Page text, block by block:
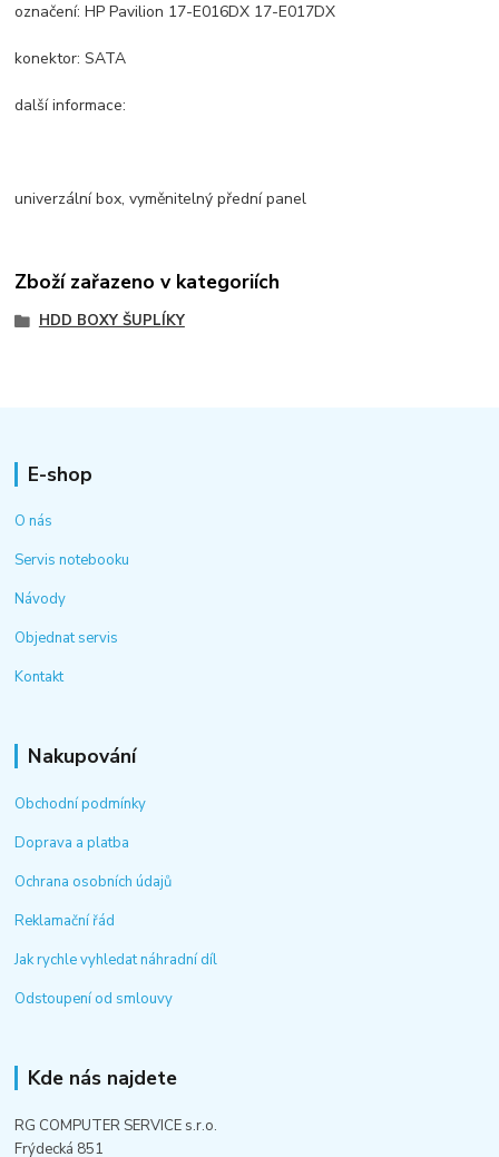
označení: HP Pavilion 17-E016DX 17-E017DX
konektor: SATA
další informace:
univerzální box, vyměnitelný přední panel
Zboží zařazeno v kategoriích
HDD BOXY ŠUPLÍKY
E-shop
O nás
Servis notebooku
Návody
Objednat servis
Kontakt
Nakupování
Obchodní podmínky
Doprava a platba
Ochrana osobních údajů
Reklamační řád
Jak rychle vyhledat náhradní díl
Odstoupení od smlouvy
Kde nás najdete
RG COMPUTER SERVICE s.r.o.
Frýdecká 851